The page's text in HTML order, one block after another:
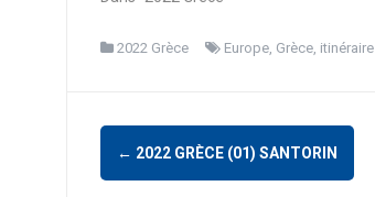
2022 Grèce Europe, Grèce, itinéraire
Navigation
← 2022 GRÈCE (01) SANTORIN